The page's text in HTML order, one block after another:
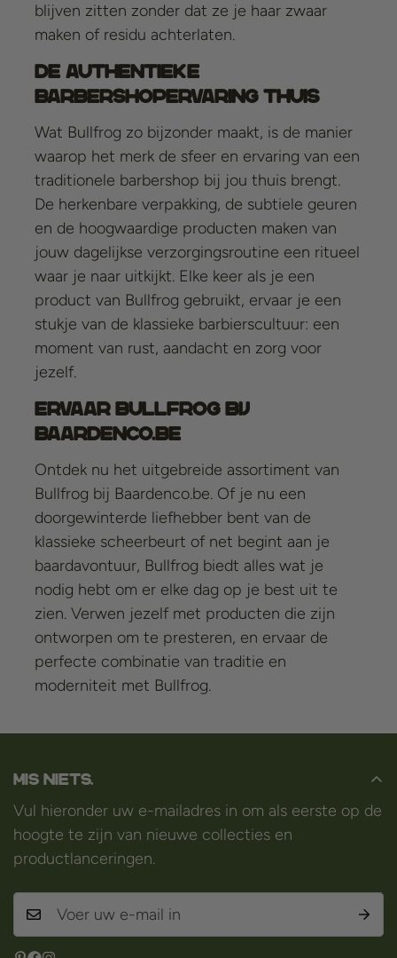
blijven zitten zonder dat ze je haar zwaar
maken of residu achterlaten.
De Authentieke
Barbershopervaring Thuis
Wat Bullfrog zo bijzonder maakt, is de manier
waarop het merk de sfeer en ervaring van een
traditionele barbershop bij jou thuis brengt.
De herkenbare verpakking, de subtiele geuren
en de hoogwaardige producten maken van
jouw dagelijkse verzorgingsroutine een ritueel
waar je naar uitkijkt. Elke keer als je een
product van Bullfrog gebruikt, ervaar je een
stukje van de klassieke barbierscultuur: een
moment van rust, aandacht en zorg voor
jezelf.
Ervaar Bullfrog bij
Baardenco.be
Ontdek nu het uitgebreide assortiment van
Bullfrog bij Baardenco.be. Of je nu een
doorgewinterde liefhebber bent van de
klassieke scheerbeurt of net begint aan je
baardavontuur, Bullfrog biedt alles wat je
nodig hebt om er elke dag op je best uit te
zien. Verwen jezelf met producten die zijn
ontworpen om te presteren, en ervaar de
perfecte combinatie van traditie en
moderniteit met Bullfrog.
Mis niets.
Vul hieronder uw e-mailadres in om als eerste op de
hoogte te zijn van nieuwe collecties en
productlanceringen.